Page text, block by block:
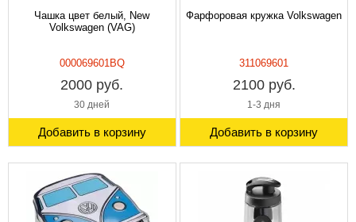
Чашка цвет белый, New
Volkswagen (VAG)
000069601BQ
2000 руб.
30 дней
Добавить в корзину
Фарфоровая кружка Volkswagen
311069601
2100 руб.
1-3 дня
Добавить в корзину